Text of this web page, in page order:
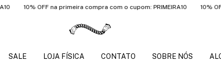
10% OFF na primeira compra com o cupom: PRIMEIRA10 10% OFF na
SALE LOJA FÍSICA CONTATO SOBRE NÓS